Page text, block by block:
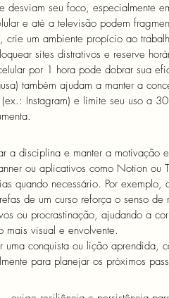
seu foco, especialmente
e até a televisão podem
crie um ambiente propício ao
sites distrativos e reserve
por 1 hora pode dobrar sua
também ajudam a manter a
Instagram) e limite seu uso a
a disciplina e manter a motivação
ou aplicativos como Notion ou
quando necessário. Por exemplo,
de um curso reforça o senso de
ou procrastinação, ajudando a
mais visual e envolvente.
conquista ou lição aprendida,
para planejar os próximos